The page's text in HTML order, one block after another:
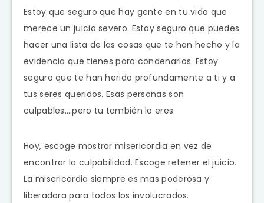
Estoy que seguro que hay gente en tu vida que
merece un juicio severo. Estoy seguro que puedes
hacer una lista de las cosas que te han hecho y la
evidencia que tienes para condenarlos. Estoy
seguro que te han herido profundamente a ti y a
tus seres queridos. Esas personas son
culpables….pero tu también lo eres.
Hoy, escoge mostrar misericordia en vez de
encontrar la culpabilidad. Escoge retener el juicio.
La misericordia siempre es mas poderosa y
liberadora para todos los involucrados.